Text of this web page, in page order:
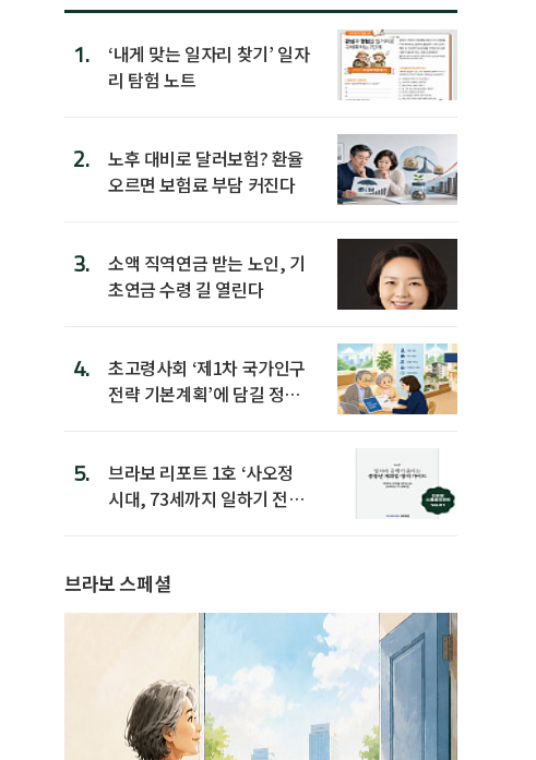
1.
‘내게 맞는 일자리 찾기’ 일자
리 탐험 노트
2.
노후 대비로 달러보험? 환율
오르면 보험료 부담 커진다
3.
소액 직역연금 받는 노인, 기
초연금 수령 길 열린다
4.
초고령사회 ‘제1차 국가인구
전략 기본계획’에 담길 정책
5.
브라보 리포트 1호 ‘사오정
시대, 73세까지 일하기 전략’
브라보 스페셜